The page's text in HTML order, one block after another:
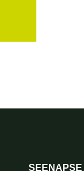
SEENAPSE